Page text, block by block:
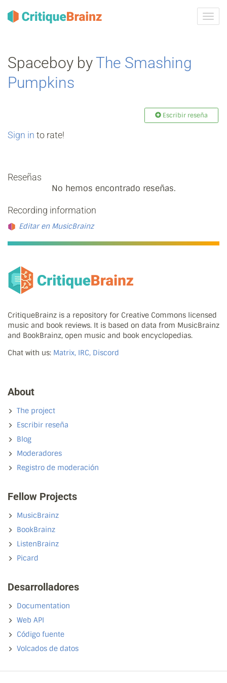
la
Spaceboy byThe Smashing
Pumpkins
Escribir reseña
Sign in to rate!
Reseñas
No hemos encontrado reseñas.
Recording information
Editar en MusicBrainz
CritiqueBrainz is a repository for Creative Commons licensed
music and book reviews. It is based on data from MusicBrainz
and BookBrainz, open music and book encyclopedias.
Chat with us: Matrix, IRC, Discord
About
The project
Escribir reseña
Blog
Moderadores
Registro de moderación
Fellow Projects
MusicBrainz
BookBrainz
ListenBrainz
Picard
Desarrolladores
Documentation
Web API
Código fuente
Volcados de datos